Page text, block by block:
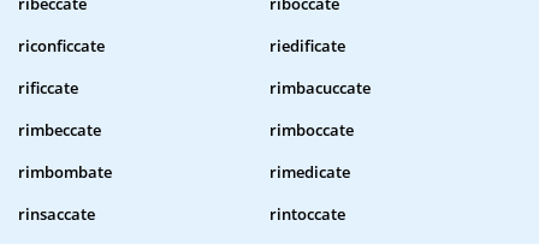
riconficcate
riedificate
rificcate
rimbacuccate
rimbeccate
rimboccate
rimbombate
rimedicate
rinsaccate
rintoccate